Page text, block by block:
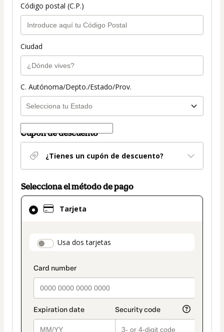
Código postal (C.P.)
Ciudad
C. Autónoma/Depto./Estado/Prov.
Cupón de descuento
¿Tienes un cupón de descuento?
Selecciona el método de pago
Tarjeta
payment_data.section_title_v2
Usa dos tarjetas
El
método
seleccionado
Tarjeta